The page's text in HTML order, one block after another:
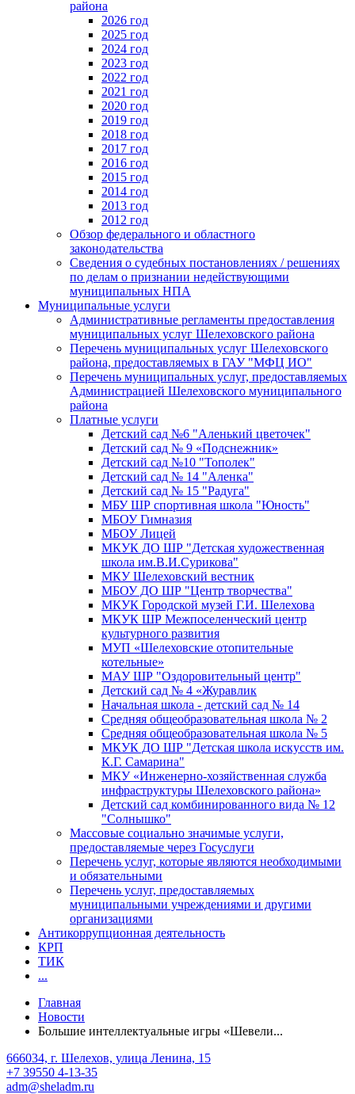
района
2026 год
2025 год
2024 год
2023 год
2022 год
2021 год
2020 год
2019 год
2018 год
2017 год
2016 год
2015 год
2014 год
2013 год
2012 год
Обзор федерального и областного
законодательства
Сведения о судебных постановлениях / решениях
по делам о признании недействующими
муниципальных НПА
Муниципальные услуги
Административные регламенты предоставления
муниципальных услуг Шелеховского района
Перечень муниципальных услуг Шелеховского
района, предоставляемых в ГАУ "МФЦ ИО"
Перечень муниципальных услуг, предоставляемых
Администрацией Шелеховского муниципального
района
Платные услуги
Детский сад №6 "Аленький цветочек"
Детский сад № 9 «Подснежник»
Детский сад №10 "Тополек"
Детский сад № 14 "Аленка"
Детский сад № 15 "Радуга"
МБУ ШР спортивная школа "Юность"
МБОУ Гимназия
МБОУ Лицей
МКУК ДО ШР "Детская художественная
школа им.В.И.Сурикова"
МКУ Шелеховский вестник
МБОУ ДО ШР "Центр творчества"
МКУК Городской музей Г.И. Шелехова
МКУК ШР Межпоселенческий центр
культурного развития
МУП «Шелеховские отопительные
котельные»
МАУ ШР "Оздоровительный центр"
Детский сад № 4 «Журавлик
Начальная школа - детский сад № 14
Средняя общеобразовательная школа № 2
Средняя общеобразовательная школа № 5
МКУК ДО ШР "Детская школа искусств им.
К.Г. Самарина"
МКУ «Инженерно-хозяйственная служба
инфраструктуры Шелеховского района»
Детский сад комбинированного вида № 12
"Солнышко"
Массовые социально значимые услуги,
предоставляемые через Госуслуги
Перечень услуг, которые являются необходимыми
и обязательными
Перечень услуг, предоставляемых
муниципальными учреждениями и другими
организациями
Антикоррупционная деятельность
КРП
ТИК
...
Главная
Новости
Большие интеллектуальные игры «Шевели...
666034, г. Шелехов, улица Ленина, 15
+7 39550 4-13-35
adm@sheladm.ru